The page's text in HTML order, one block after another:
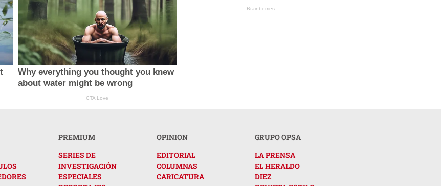
Why everything you thought you knew
about water might be wrong
CTA Love
Brainberries
PREMIUM
SERIES DE
INVESTIGACIÓN
ESPECIALES
OPINION
EDITORIAL
COLUMNAS
CARICATURA
GRUPO OPSA
LA PRENSA
EL HERALDO
DIEZ